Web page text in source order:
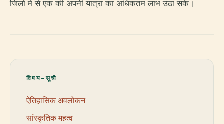
जिलों में से एक की अपनी यात्रा का अधिकतम लाभ उठा सकें।
विषय-सूची
ऐतिहासिक अवलोकन
सांस्कृतिक महत्व